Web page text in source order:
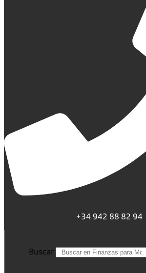
+34 942 88 82 94
Buscar